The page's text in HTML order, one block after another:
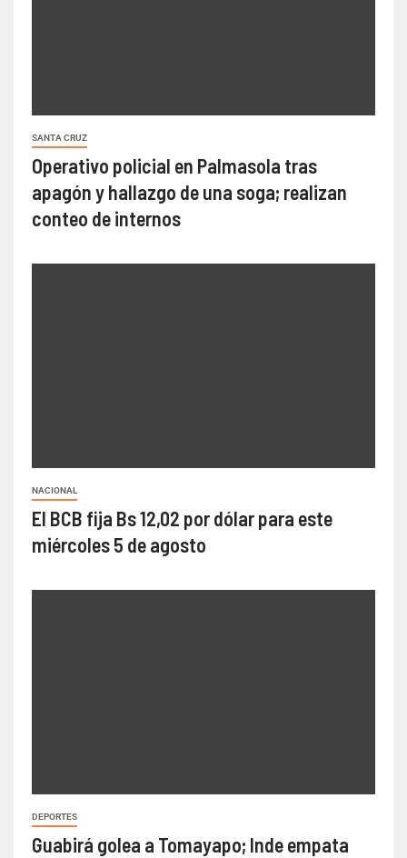
SANTA CRUZ
Operativo policial en Palmasola tras
apagón y hallazgo de una soga; realizan
conteo de internos
NACIONAL
El BCB fija Bs 12,02 por dólar para este
miércoles 5 de agosto
DEPORTES
Guabirá golea a Tomayapo; Inde empata